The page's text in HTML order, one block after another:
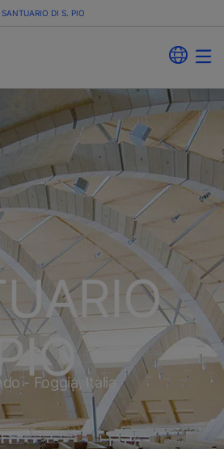
SANTUARIO DI S. PIO
- Foggia, Italia